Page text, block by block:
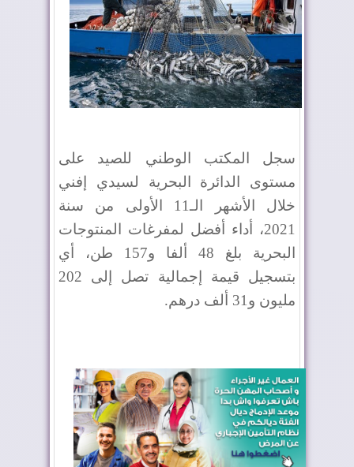
سجل المكتب الوطني للصيد على
مستوى الدائرة البحرية لسيدي إفني
خلال الأشهر الـ11 الأولى من سنة
2021، أداء أفضل لمفرغات المنتوجات
البحرية بلغ 48 ألفا و157 طن، أي
بتسجيل قيمة إجمالية تصل إلى 202
مليون و31 ألف درهم.